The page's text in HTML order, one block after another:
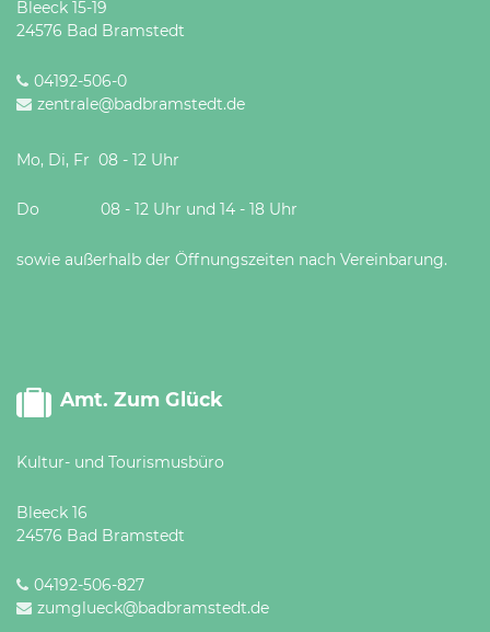
Öffnungszeiten
nach
Bleeck 15-19
24576 Bad Bramstedt
04192-506-0
zentrale@badbramstedt.de
Mo, Di, Fr 08 - 12 Uhr
Do 08 - 12 Uhr und 14 - 18 Uhr
sowie außerhalb der Öffnungszeiten nach Vereinbarung.
Amt. Zum Glück
Kultur- und Tourismusbüro
Bleeck 16
24576 Bad Bramstedt
04192-506-827
zumglueck@badbramstedt.de